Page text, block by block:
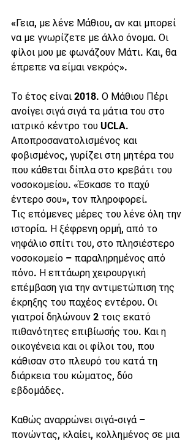
«Γεια, με λένε Μάθιου, αν και μπορεί
να με γνωρίζετε με άλλο όνομα. Οι
φίλοι μου με φωνάζουν Μάτι. Και, θα
έπρεπε να είμαι νεκρός».
Το έτος είναι 2018. Ο Μάθιου Πέρι
ανοίγει σιγά σιγά τα μάτια του στο
ιατρικό κέντρο του UCLA.
Αποπροσανατολισμένος και
φοβισμένος, γυρίζει στη μητέρα του
που κάθεται δίπλα στο κρεβάτι του
νοσοκομείου. «Έσκασε το παχύ
έντερο σου», τον πληροφορεί.
Τις επόμενες μέρες του λένε όλη την
ιστορία. Η ξέφρενη ορμή, από το
νηφάλιο σπίτι του, στο πλησιέστερο
νοσοκομείο – παραληρημένος από
πόνο. Η επτάωρη χειρουργική
επέμβαση για την αντιμετώπιση της
έκρηξης του παχέος εντέρου. Οι
γιατροί δηλώνουν 2 τοις εκατό
πιθανότητες επιβίωσής του. Και η
οικογένεια και οι φίλοι του, που
κάθισαν στο πλευρό του κατά τη
διάρκεια του κώματος, δύο
εβδομάδες.
Καθώς αναρρώνει σιγά-σιγά –
πονώντας, κλαίει, κολλημένος σε μια